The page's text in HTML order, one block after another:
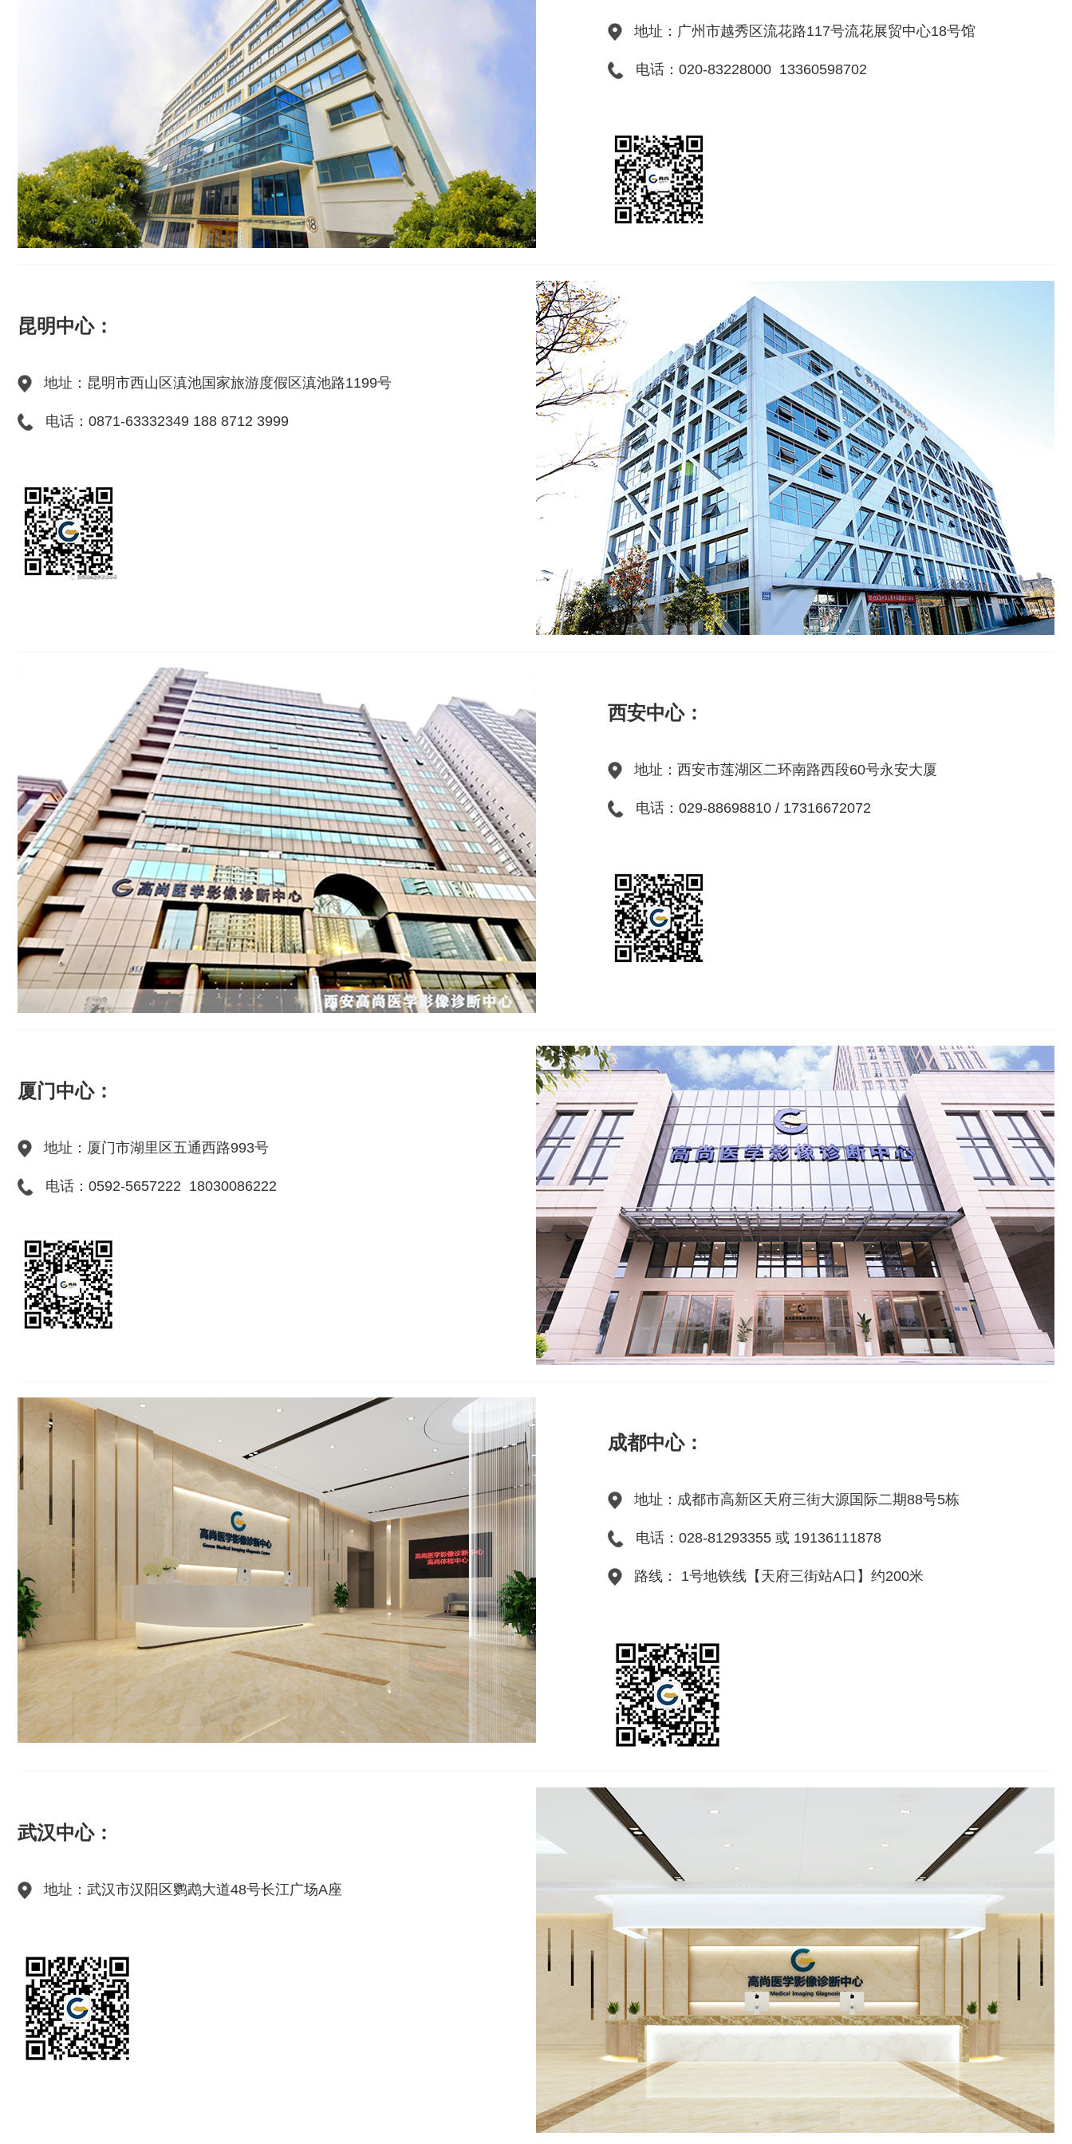
地址：广州市越秀区流花路117号流花展贸中心18号馆
电话：020-83228000 13360598702
昆明中心：
地址：昆明市西山区滇池国家旅游度假区滇池路1199号
电话：0871-63332349 188 8712 3999
西安中心：
地址：西安市莲湖区二环南路西段60号永安大厦
电话：029-88698810 / 17316672072
厦门中心：
地址：厦门市湖里区五通西路993号
电话：0592-5657222 18030086222
成都中心：
地址：成都市高新区天府三街大源国际二期88号5栋
电话：028-81293355 或 19136111878
路线： 1号地铁线【天府三街站A口】约200米
武汉中心：
地址：武汉市汉阳区鹦鹉大道48号长江广场A座